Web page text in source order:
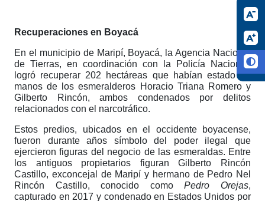
Recuperaciones en Boyacá
En el municipio de Maripí, Boyacá, la Agencia Nacional
de Tierras, en coordinación con la Policía Nacional,
logró recuperar 202 hectáreas que habían estado en
manos de los esmeralderos Horacio Triana Romero y
Gilberto Rincón, ambos condenados por delitos
relacionados con el narcotráfico.
Estos predios, ubicados en el occidente boyacense,
fueron durante años símbolo del poder ilegal que
ejercieron figuras del negocio de las esmeraldas. Entre
los antiguos propietarios figuran Gilberto Rincón
Castillo, exconcejal de Maripí y hermano de Pedro Nel
Rincón Castillo, conocido comoPedro Orejas,
capturado en 2017 y condenado en Estados Unidos por